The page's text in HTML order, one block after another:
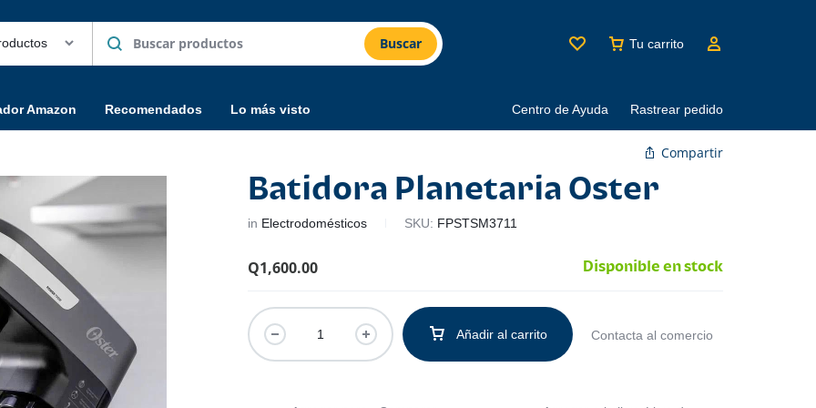
Buscar Tu carrito
Amazon Recomendados Lo más visto Centro de Ayuda Rastrear pedido
Compartir
Batidora Planetaria Oster
in Electrodomésticos SKU: FPSTSM3711
Q1,600.00 Disponible en stock
Añadir al carrito Contacta al comercio